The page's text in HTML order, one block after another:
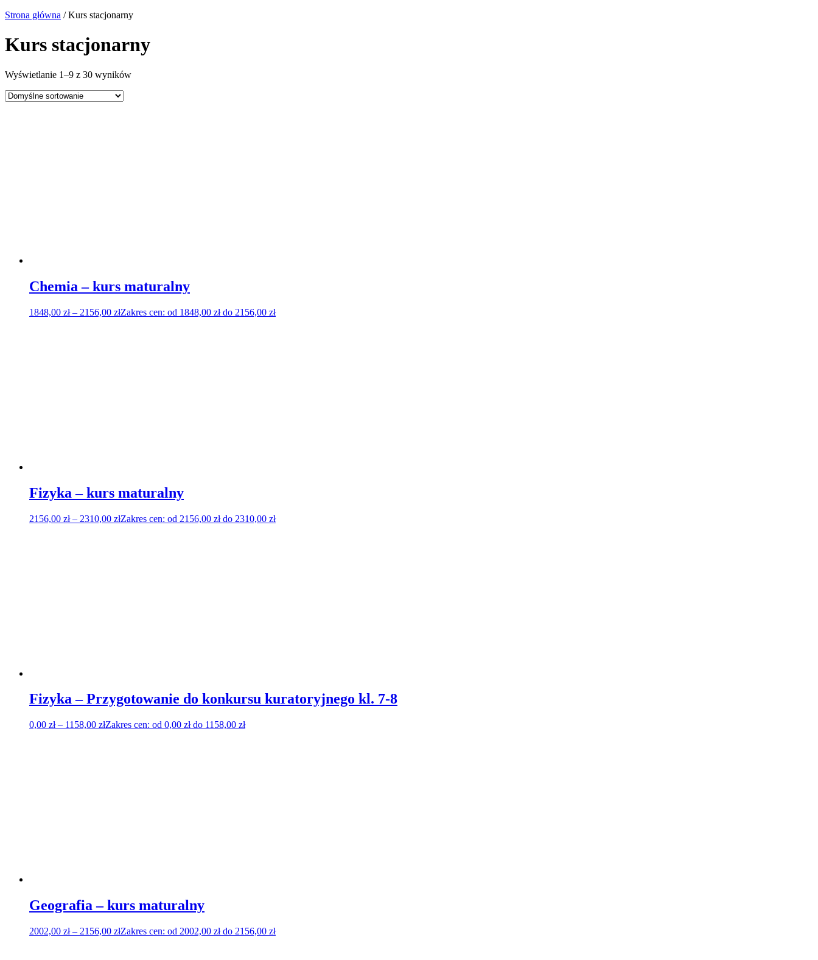
Strona główna / Kurs stacjonarny
Kurs stacjonarny
Wyświetlanie 1–9 z 30 wyników
Chemia – kurs maturalny
1848,00 zł – 2156,00 złZakres cen: od 1848,00 zł do 2156,00 zł
Fizyka – kurs maturalny
2156,00 zł – 2310,00 złZakres cen: od 2156,00 zł do 2310,00 zł
Fizyka – Przygotowanie do konkursu kuratoryjnego kl. 7-8
0,00 zł – 1158,00 złZakres cen: od 0,00 zł do 1158,00 zł
Geografia – kurs maturalny
2002,00 zł – 2156,00 złZakres cen: od 2002,00 zł do 2156,00 zł